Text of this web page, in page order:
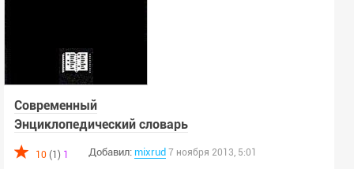
Современный
Энциклопедический словарь
10 (1) 1 Добавил: mixrud 7 ноября 2013, 5:01